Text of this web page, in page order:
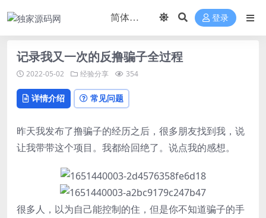
登录
记录我又一次的反撸骗子全过程
2022-05-02 经验分享 354
详情介绍 常见问题
昨天我发布了撸骗子的经历之后，很多朋友找到我，说
让我带带这个项目。我都给回绝了。说点我的感想。
很多人，以为自己能控制的住，但是你不知道骗子的手